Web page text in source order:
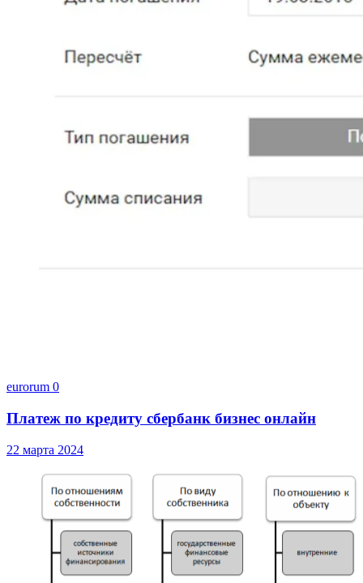
eurorum 0
Платеж по кредиту сбербанк бизнес онлайн
22 марта 2024